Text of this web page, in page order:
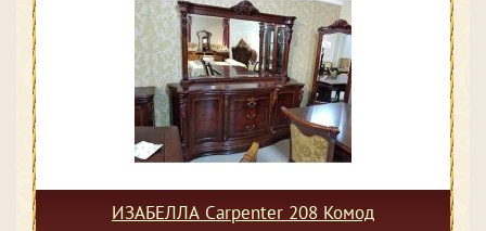
ИЗАБЕЛЛА Сarpenter 208 Комод